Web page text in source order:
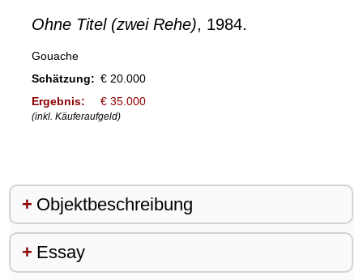
Ohne Titel (zwei Rehe), 1984.
Gouache
Schätzung: € 20.000
Ergebnis:
€ 35.000
(inkl. Käuferaufgeld)
Objektbeschreibung
Essay